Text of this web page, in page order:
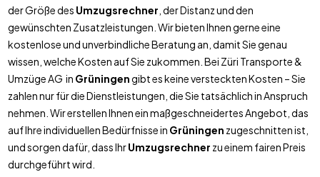
der Größe des Umzugsrechner , der Distanz und den
gewünschten Zusatzleistungen. Wir bieten Ihnen gerne eine
kostenlose und unverbindliche Beratung an, damit Sie genau
wissen, welche Kosten auf Sie zukommen. Bei Züri Transporte &
Umzüge AG in Grüningengibt es keine versteckten Kosten – Sie
zahlen nur für die Dienstleistungen, die Sie tatsächlich in Anspruch
nehmen. Wir erstellen Ihnen ein maßgeschneidertes Angebot, das
auf Ihre individuellen Bedürfnisse in Grüningen zugeschnitten ist,
und sorgen dafür, dass IhrUmzugsrechner zu einem fairen Preis
durchgeführt wird.